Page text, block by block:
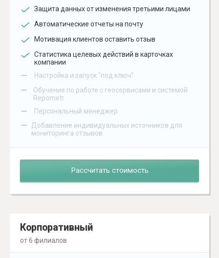
Защита данных от изменения третьими лицами
Автоматические отчеты на почту
Мотивация клиентов оставить отзыв
Статистика целевых действий в карточках
компании
– Настройка и запуск "под ключ"
–
Обучение по работе с геосервисами и системой
Repometr
– Персональный менеджер
–
Добавление индивидуальных источников для
мониторинга отзывов
Рассчитать стоимость
Корпоративный
от 6 филиалов